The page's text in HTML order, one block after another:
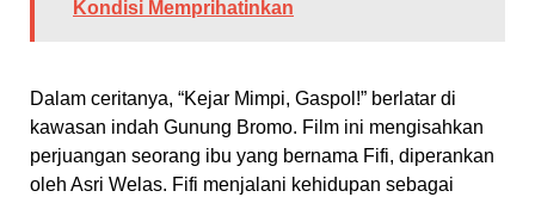
Kondisi Memprihatinkan
Dalam ceritanya, “Kejar Mimpi, Gaspol!” berlatar di
kawasan indah Gunung Bromo. Film ini mengisahkan
perjuangan seorang ibu yang bernama Fifi, diperankan
oleh Asri Welas. Fifi menjalani kehidupan sebagai